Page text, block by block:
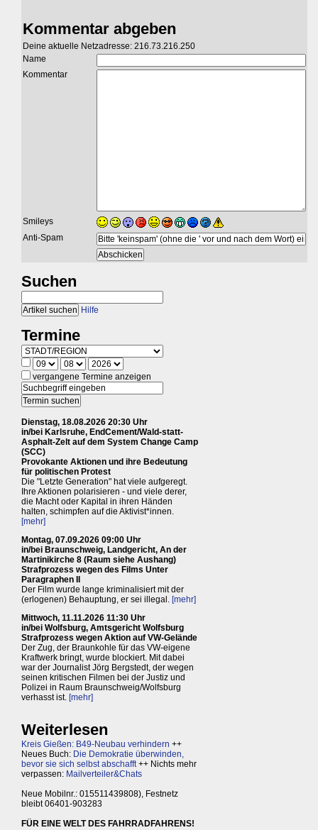
Kommentar abgeben
Deine aktuelle Netzadresse: 216.73.216.250
Name
Kommentar
Smileys
Anti-Spam
Suchen
Hilfe
Termine
vergangene Termine anzeigen
Dienstag, 18.08.2026 20:30 Uhr
in/bei Karlsruhe, EndCement/Wald-statt-
Asphalt-Zelt auf dem System Change Camp
(SCC)
Provokante Aktionen und ihre Bedeutung
für politischen Protest
Die "Letzte Generation" hat viele aufgeregt.
Ihre Aktionen polarisieren - und viele derer,
die Macht oder Kapital in ihren Händen
halten, schimpfen auf die Aktivist*innen.
[mehr]
Montag, 07.09.2026 09:00 Uhr
in/bei Braunschweig, Landgericht, An der
Martinikirche 8 (Raum siehe Aushang)
Strafprozess wegen des Films Unter
Paragraphen II
Der Film wurde lange kriminalisiert mit der
(erlogenen) Behauptung, er sei illegal. [mehr]
Mittwoch, 11.11.2026 11:30 Uhr
in/bei Wolfsburg, Amtsgericht Wolfsburg
Strafprozess wegen Aktion auf VW-Gelände
Der Zug, der Braunkohle für das VW-eigene
Kraftwerk bringt, wurde blockiert. Mit dabei
war der Journalist Jörg Bergstedt, der wegen
seinen kritischen Filmen bei der Justiz und
Polizei in Raum Braunschweig/Wolfsburg
verhasst ist. [mehr]
Weiterlesen
Kreis Gießen: B49-Neubau verhindern ++
Neues Buch: Die Demokratie überwinden,
bevor sie sich selbst abschafft++ Nichts mehr
verpassen: Mailverteiler&Chats
Neue Mobilnr.: 015511439808), Festnetz
bleibt 06401-903283
FÜR EINE WELT DES FAHRRADFAHRENS!